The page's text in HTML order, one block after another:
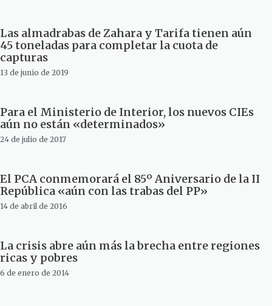
Las almadrabas de Zahara y Tarifa tienen aún
45 toneladas para completar la cuota de
capturas
13 de junio de 2019
Para el Ministerio de Interior, los nuevos CIEs
aún no están «determinados»
24 de julio de 2017
El PCA conmemorará el 85º Aniversario de la II
República «aún con las trabas del PP»
14 de abril de 2016
La crisis abre aún más la brecha entre regiones
ricas y pobres
6 de enero de 2014